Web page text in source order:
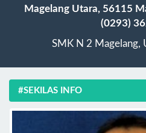
Magelang Utara, 56115
(0293)
SMK N 2 Magelang,
#SEKILAS INFO